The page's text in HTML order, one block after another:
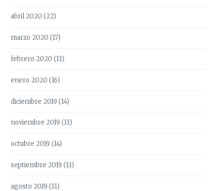
abril 2020 (22)
marzo 2020 (17)
febrero 2020 (11)
enero 2020 (16)
diciembre 2019 (14)
noviembre 2019 (11)
octubre 2019 (14)
septiembre 2019 (11)
agosto 2019 (11)